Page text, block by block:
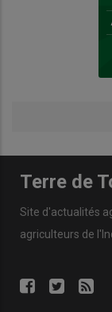
Terre de
Site d'actualités
agriculteurs de